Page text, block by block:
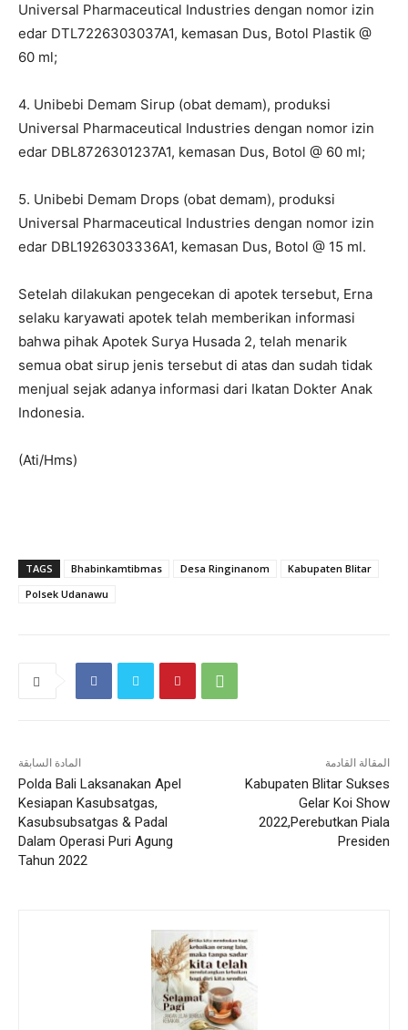
Universal Pharmaceutical Industries dengan nomor izin
edar DTL7226303037A1, kemasan Dus, Botol Plastik @
60 ml;
4. Unibebi Demam Sirup (obat demam), produksi
Universal Pharmaceutical Industries dengan nomor izin
edar DBL8726301237A1, kemasan Dus, Botol @ 60 ml;
5. Unibebi Demam Drops (obat demam), produksi
Universal Pharmaceutical Industries dengan nomor izin
edar DBL1926303336A1, kemasan Dus, Botol @ 15 ml.
Setelah dilakukan pengecekan di apotek tersebut, Erna
selaku karyawati apotek telah memberikan informasi
bahwa pihak Apotek Surya Husada 2, telah menarik
semua obat sirup jenis tersebut di atas dan sudah tidak
menjual sejak adanya informasi dari Ikatan Dokter Anak
Indonesia.
(Ati/Hms)
TAGS Bhabinkamtibmas Desa Ringinanom
Kabupaten Blitar
Polsek Udanawu
المادة السابقة
Polda Bali Laksanakan Apel
Kesiapan Kasubsatgas,
Kasubsubsatgas & Padal
Dalam Operasi Puri Agung
Tahun 2022
المقالة القادمة
Kabupaten Blitar Sukses
Gelar Koi Show
2022,Perebutkan Piala
Presiden